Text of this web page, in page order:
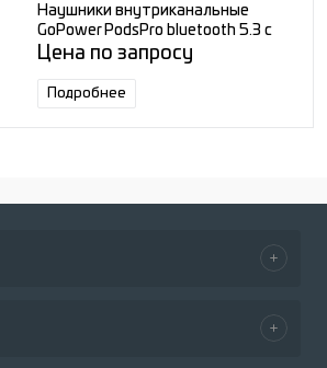
Наушники внутриканальные
GoPower PodsPro bluetooth 5.3 с
микр. белый
Цена по запросу
Подробнее